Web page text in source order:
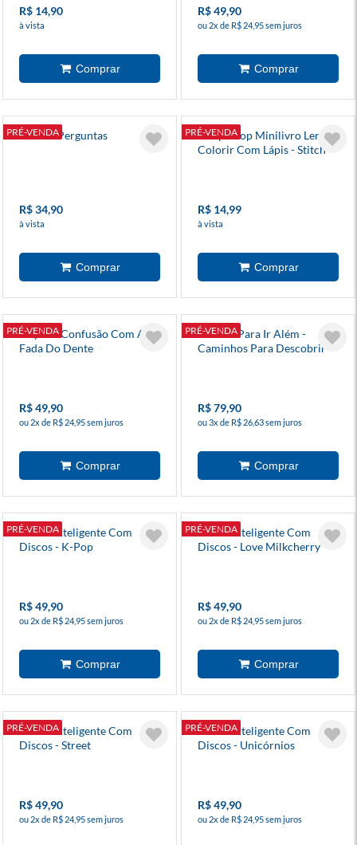
R$ 14,90
à vista
R$ 49,90
ou 2x de R$ 24,95 sem juros
PRÉ-VENDA
As Três Perguntas
R$ 34,90
à vista
PRÉ-VENDA
Solapa Pop Minilivro Ler E
Colorir Com Lápis - Stitch
R$ 14,99
à vista
PRÉ-VENDA
Livy E A Confusão Com A
Fada Do Dente
R$ 49,90
ou 2x de R$ 24,95 sem juros
PRÉ-VENDA
Moana: Para Ir Além -
Caminhos Para Descobrir
R$ 79,90
ou 3x de R$ 26,63 sem juros
PRÉ-VENDA
Diário Inteligente Com
Discos - K-Pop
R$ 49,90
ou 2x de R$ 24,95 sem juros
PRÉ-VENDA
Diário Inteligente Com
Discos - Love Milkcherry
R$ 49,90
ou 2x de R$ 24,95 sem juros
PRÉ-VENDA
Diário Inteligente Com
Discos - Street
R$ 49,90
ou 2x de R$ 24,95 sem juros
PRÉ-VENDA
Diário Inteligente Com
Discos - Unicórnios
R$ 49,90
ou 2x de R$ 24,95 sem juros